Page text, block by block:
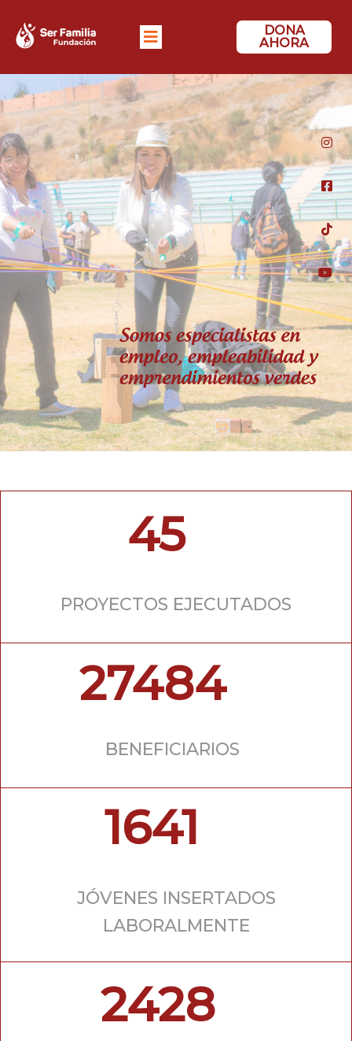
DONA
AHORA
45
PROYECTOS EJECUTADOS
27484
BENEFICIARIOS
1641
JÓVENES INSERTADOS
LABORALMENTE
2428